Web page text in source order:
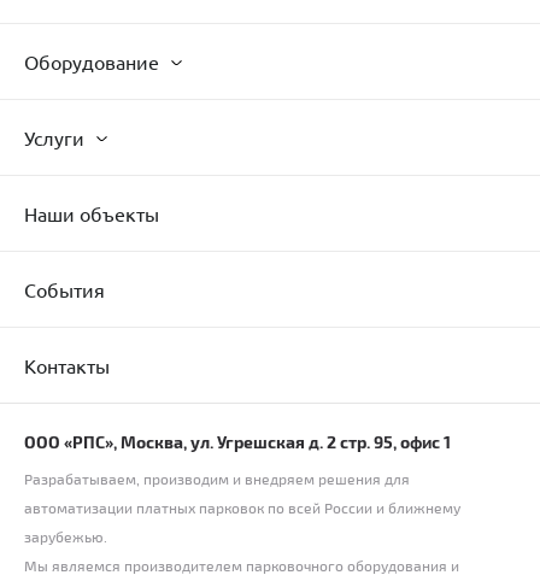
Оборудование
Услуги
Наши объекты
События
Контакты
ООО «РПС», Москва, ул. Угрешская д. 2 стр. 95, офис 1
Разрабатываем, производим и внедряем решения для
автоматизации платных парковок по всей России и ближнему
зарубежью.
Мы являемся производителем парковочного оборудования и